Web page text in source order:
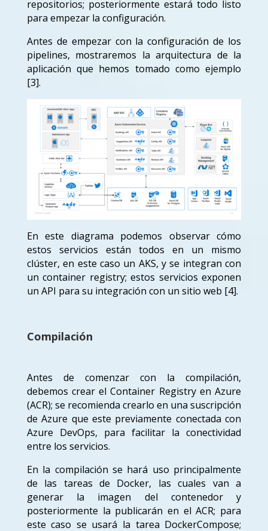
repositorios; posteriormente estará todo listo
para empezar la configuración.
Antes de empezar con la configuración de los
pipelines, mostraremos la arquitectura de la
aplicación que hemos tomado como ejemplo
[3].
En este diagrama podemos observar cómo
estos servicios están todos en un mismo
clúster, en este caso un AKS, y se integran con
un container registry; estos servicios exponen
un API para su integración con un sitio web [4].
Compilación
Antes de comenzar con la compilación,
debemos crear el Container Registry en Azure
(ACR); se recomienda crearlo en una suscripción
de Azure que este previamente conectada con
Azure DevOps, para facilitar la conectividad
entre los servicios.
En la compilación se hará uso principalmente
de las tareas de Docker, las cuales van a
generar la imagen del contenedor y
posteriormente la publicarán en el ACR; para
este caso se usará la tarea DockerCompose;